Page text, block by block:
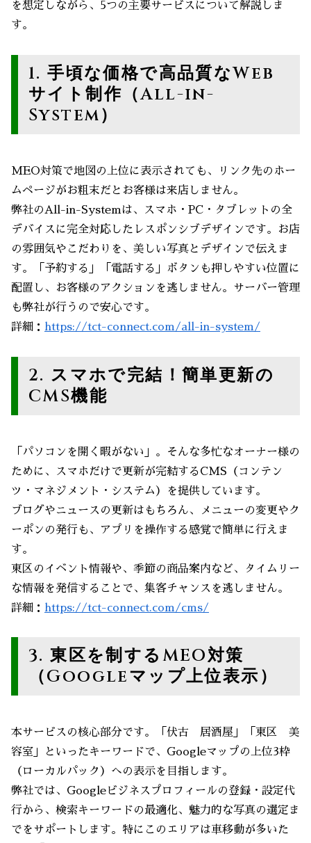
を想定しながら、5つの主要サービスについて解説しま
す。
1. 手頃な価格で高品質なWeb
サイト制作（All-in-
System）
MEO対策で地図の上位に表示されても、リンク先のホー
ムページがお粗末だとお客様は来店しません。
弊社のAll-in-Systemは、スマホ・PC・タブレットの全
デバイスに完全対応したレスポンシブデザインです。お店
の雰囲気やこだわりを、美しい写真とデザインで伝えま
す。「予約する」「電話する」ボタンも押しやすい位置に
配置し、お客様のアクションを逃しません。サーバー管理
も弊社が行うので安心です。
詳細：
https://tct-connect.com/all-in-system/
2. スマホで完結！簡単更新の
CMS機能
「パソコンを開く暇がない」。そんな多忙なオーナー様の
ために、スマホだけで更新が完結するCMS（コンテン
ツ・マネジメント・システム）を提供しています。
ブログやニュースの更新はもちろん、メニューの変更やク
ーポンの発行も、アプリを操作する感覚で簡単に行えま
す。
東区のイベント情報や、季節の商品案内など、タイムリー
な情報を発信することで、集客チャンスを逃しません。
詳細：
https://tct-connect.com/cms/
3. 東区を制するMEO対策
（Googleマップ上位表示）
本サービスの核心部分です。「伏古 居酒屋」「東区 美
容室」といったキーワードで、Googleマップの上位3枠
（ローカルパック）への表示を目指します。
弊社では、Googleビジネスプロフィールの登録・設定代
行から、検索キーワードの最適化、魅力的な写真の選定ま
でをサポートします。特にこのエリアは車移動が多いた